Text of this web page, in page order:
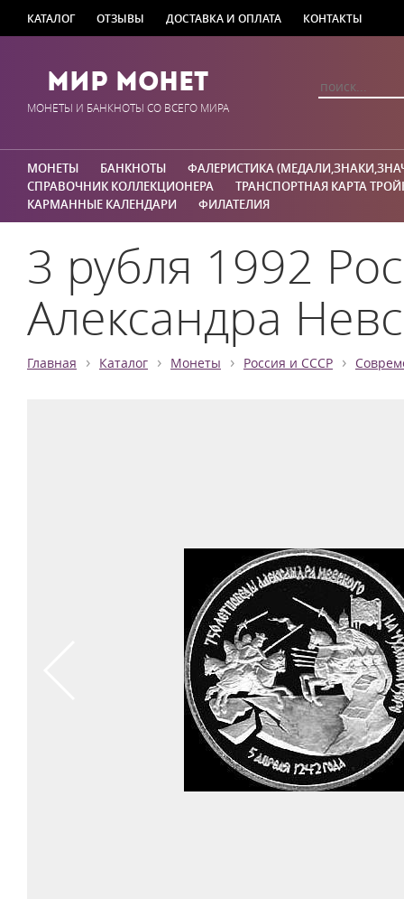
КАТАЛОГ ОТЗЫВЫ ДОСТАВКА И ОПЛАТА КОНТАКТЫ
Мир Монет
МОНЕТЫ И БАНКНОТЫ СО ВСЕГО МИРА
МОНЕТЫ БАНКНОТЫ
ФАЛЕРИСТИКА
СПРАВОЧНИК КОЛЛЕКЦИОНЕРА
ТРАНСПОРТНАЯ КАРТА
КАРМАННЫЕ КАЛЕНДАРИ
ФИЛАТЕЛИЯ
3 рубля 1992
Александра
Главная › Каталог › Монеты › Россия и СССР ›